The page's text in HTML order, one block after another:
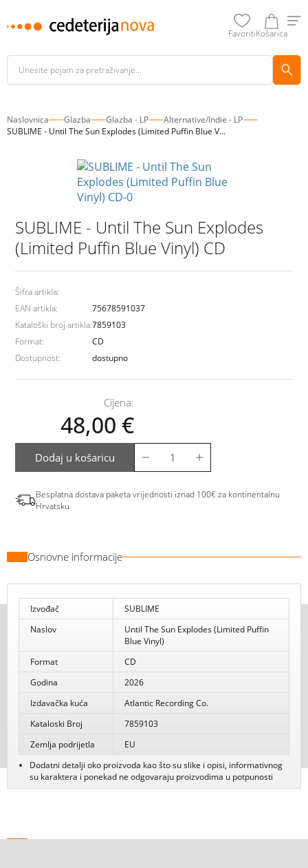
FavoritiKošarica
Naslovnica Glazba Glazba - LP
Alternative/Indie - LP
SUBLIME - Until The Sun Explodes (Limited Puffin Blue Vinyl) CD
SUBLIME - Until The Sun Explodes
(Limited Puffin Blue Vinyl) CD
Šifra artikla:
EAN artikla:
Kataloški broj artikla:
Format:
Dostupnost:
75678591037
7859103
CD
dostupno
Cijena:
48,00 €
Dodaj u košaricu
Besplatna dostava paketa vrijednosti iznad 100€ za kontinentalnu
Hrvatsku
Osnovne informacije
Izvođač
SUBLIME
Naslov
Until The Sun Explodes (Limited Puffin
Blue Vinyl)
Format
CD
Godina
2026
Izdavačka kuća
Atlantic Recording Co.
Kataloski Broj
7859103
Zemlja podrijetla
EU
Dodatni detalji oko proizvoda kao što su slike i opisi, informativnog
su karaktera i ponekad ne odgovaraju proizvodima u potpunosti
Povezani proizvodi